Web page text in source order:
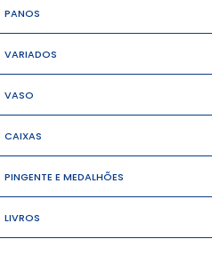
PANOS
VARIADOS
VASO
CAIXAS
PINGENTE E MEDALHÕES
LIVROS